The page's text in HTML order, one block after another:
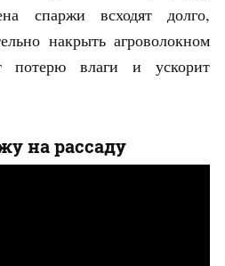
спаржи всходят долго,
накрыть агроволокном
потерю влаги и ускорит
на рассаду